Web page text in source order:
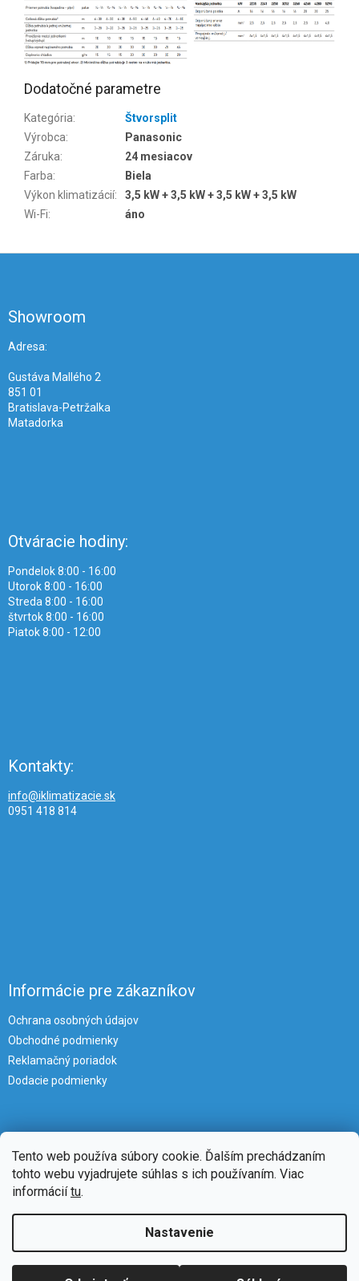
Tento web používa súbory cookie. Ďalším prechádzaním
tohto webu vyjadrujete súhlas s ich používaním. Viac
informáciítu.
Nastavenie
Dodatočné parametre
Kategória:
Štvorsplit
Výrobca:
Panasonic
Záruka:
24 mesiacov
Farba:
Biela
Výkon klimatizácií:
3,5 kW + 3,5 kW + 3,5 kW + 3,5 kW
Wi-Fi: áno
Showroom
Adresa:
Gustáva Mallého 2
851 01
Bratislava-Petržalka
Matadorka
Otváracie hodiny:
Pondelok 8:00 - 16:00
Utorok 8:00 - 16:00
Streda 8:00 - 16:00
štvrtok 8:00 - 16:00
Piatok 8:00 - 12:00
Kontakty:
info@iklimatizacie.sk
0951 418 814
Informácie pre zákazníkov
Ochrana osobných údajov
Obchodné podmienky
Reklamačný poriadok
Dodacie podmienky
. Všetky práva vyhradené.